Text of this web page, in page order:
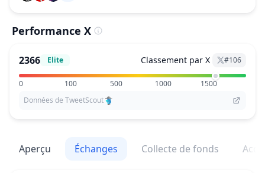
Performance X
2366 Elite Classement par X #106
0 100 500 1000
1500
Données de TweetScout
Aperçu Échanges Collecte de fonds